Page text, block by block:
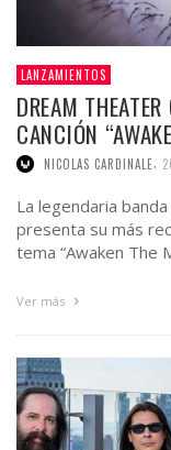
LANZAMIENTOS
DREAM
CANCIÓN
NICOLAS CARDINALE,
La legendaria
presenta su más
tema “Awaken The
Ver más